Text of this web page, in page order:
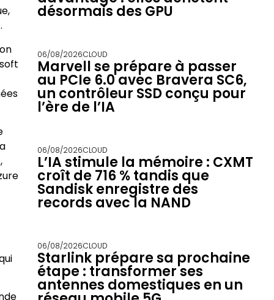
désormais des GPU
06/08/2026CLOUD
Marvell se prépare à passer
au PCIe 6.0 avec Bravera SC6,
un contrôleur SSD conçu pour
l’ère de l’IA
06/08/2026CLOUD
L’IA stimule la mémoire : CXMT
croît de 716 % tandis que
Sandisk enregistre des
records avec la NAND
06/08/2026CLOUD
Starlink prépare sa prochaine
étape : transformer ses
antennes domestiques en un